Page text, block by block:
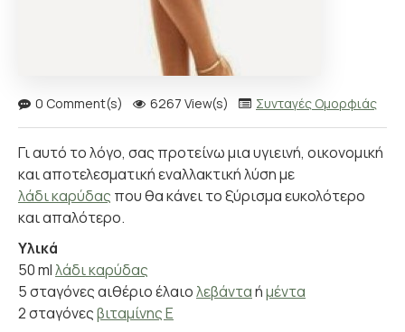
0 Comment(s) 6267 View(s) Συνταγές Ομορφιάς
Γι αυτό το λόγο, σας προτείνω μια υγιεινή, οικονομική
και αποτελεσματική εναλλακτική λύση με
λάδι καρύδας που θα κάνει το ξύρισμα ευκολότερο
και απαλότερο.
Υλικά
50 mlλάδι καρύδας
5 σταγόνες αιθέριο έλαιολεβάνταήμέντα
2 σταγόνεςβιταμίνης Ε